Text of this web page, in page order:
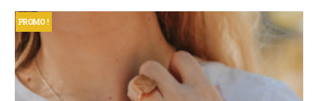
39.00 €.
32.00 €.
PROMO !